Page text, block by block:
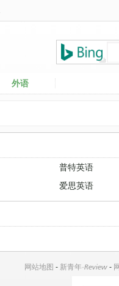
外语
普特英语
爱思英语
网站地图 - 新青年·Review -